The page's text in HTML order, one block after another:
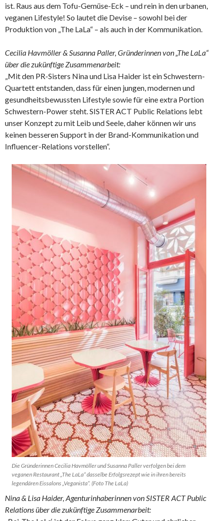
ist. Raus aus dem Tofu-Gemüse-Eck – und rein in den urbanen,
veganen Lifestyle! So lautet die Devise – sowohl bei der
Produktion von „The LaLa“ – als auch in der Kommunikation.
Cecilia Havmöller & Susanna Paller, Gründerinnen von „The LaLa“
über die zukünftige Zusammenarbeit:
„Mit den PR-Sisters Nina und Lisa Haider ist ein Schwestern-
Quartett entstanden, dass für einen jungen, modernen und
gesundheitsbewussten Lifestyle sowie für eine extra Portion
Schwestern-Power steht. SISTER ACT Public Relations lebt
unser Konzept zu mit Leib und Seele, daher können wir uns
keinen besseren Support in der Brand-Kommunikation und
Influencer-Relations vorstellen“.
Die Gründerinnen Cecilia Havmöller und Susanna Paller verfolgen bei dem
veganen Restaurant „The LaLa“ dasselbe Erfolgsrezept wie in ihren bereits
legendären Eissalons „Veganista“. (Foto The LaLa)
Nina & Lisa Haider, Agenturinhaberinnen von SISTER ACT Public
Relations über die zukünftige Zusammenarbeit: